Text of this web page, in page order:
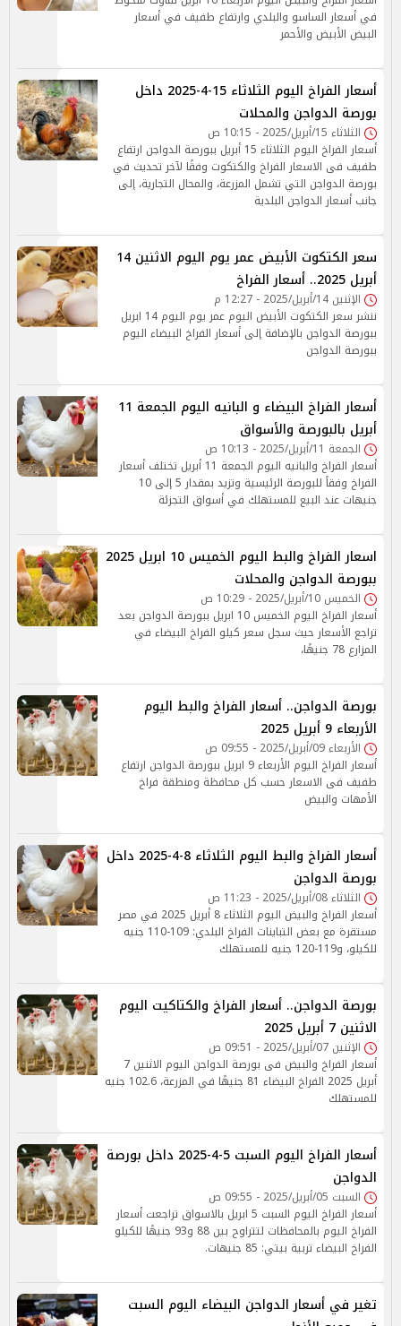
في أسعار الساسو والبلدي وارتفاع طفيف في أسعار
البيض الأبيض والأحمر
أسعار الفراخ اليوم الثلاثاء 15-4-2025 داخل
بورصة الدواجن والمحلات
الثلاثاء 15/أبريل/2025 - 10:15 ص
أسعار الفراخ اليوم الثلاثاء 15 أبريل ببورصة الدواجن ارتفاع
طفيف فى الاسعار الفراخ والكتكوت وفقًا لآخر تحديث في
بورصة الدواجن التي تشمل المزرعة، والمحال التجارية، إلى
جانب أسعار الدواجن البلدية
سعر الكتكوت الأبيض عمر يوم اليوم الاثنين 14
أبريل 2025.. أسعار الفراخ
الإثنين 14/أبريل/2025 - 12:27 م
ننشر سعر الكتكوت الأبيض اليوم عمر يوم اليوم 14 ابريل
ببورصة الدواجن بالإضافة إلى أسعار الفراخ البيضاء اليوم
ببورصة الدواجن
أسعار الفراخ البيضاء و البانيه اليوم الجمعة 11
أبريل بالبورصة والأسواق
الجمعة 11/أبريل/2025 - 10:13 ص
أسعار الفراخ والبانيه اليوم الجمعة 11 أبريل تختلف أسعار
الفراخ وفقاً للبورصة الرئيسية وتزيد بمقدار 5 إلى 10
جنيهات عند البيع للمستهلك في أسواق التجزئة
اسعار الفراخ والبط اليوم الخميس 10 ابريل 2025
ببورصة الدواجن والمحلات
الخميس 10/أبريل/2025 - 10:29 ص
أسعار الفراخ اليوم الخميس 10 ابريل ببورصة الدواجن بعد
تراجع الأسعار حيث سجل سعر كيلو الفراخ البيضاء في
المزارع 78 جنيهًا،
بورصة الدواجن.. أسعار الفراخ والبط اليوم
الأربعاء 9 أبريل 2025
الأربعاء 09/أبريل/2025 - 09:55 ص
أسعار الفراخ اليوم الأربعاء 9 ابريل ببورصة الدواجن ارتفاع
طفيف فى الاسعار حسب كل محافظة ومنطقة فراخ
الأمهات والبيض
أسعار الفراخ والبط اليوم الثلاثاء 8-4-2025 داخل
بورصة الدواجن
الثلاثاء 08/أبريل/2025 - 11:23 ص
أسعار الفراخ والبيض اليوم الثلاثاء 8 أبريل 2025 في مصر
مستقرة مع بعض التباينات الفراخ البلدي: 109-110 جنيه
للكيلو، و119-120 جنيه للمستهلك
بورصة الدواجن.. أسعار الفراخ والكتاكيت اليوم
الاثنين 7 أبريل 2025
الإثنين 07/أبريل/2025 - 09:51 ص
أسعار الفراخ والبيض فى بورصة الدواجن اليوم الاثنين 7
أبريل 2025 الفراخ البيضاء 81 جنيهًا في المزرعة، 102.6 جنيه
للمستهلك
أسعار الفراخ اليوم السبت 5-4-2025 داخل بورصة
الدواجن
السبت 05/أبريل/2025 - 09:55 ص
أسعار الفراخ اليوم السبت 5 ابريل بالاسواق تراجعت أسعار
الفراخ اليوم بالمحافظات لتتراوح بين 88 و93 جنيهًا للكيلو
الفراخ البيضاء تربية بيتي: 85 جنيهات.
تغير في أسعار الدواجن البيضاء اليوم السبت